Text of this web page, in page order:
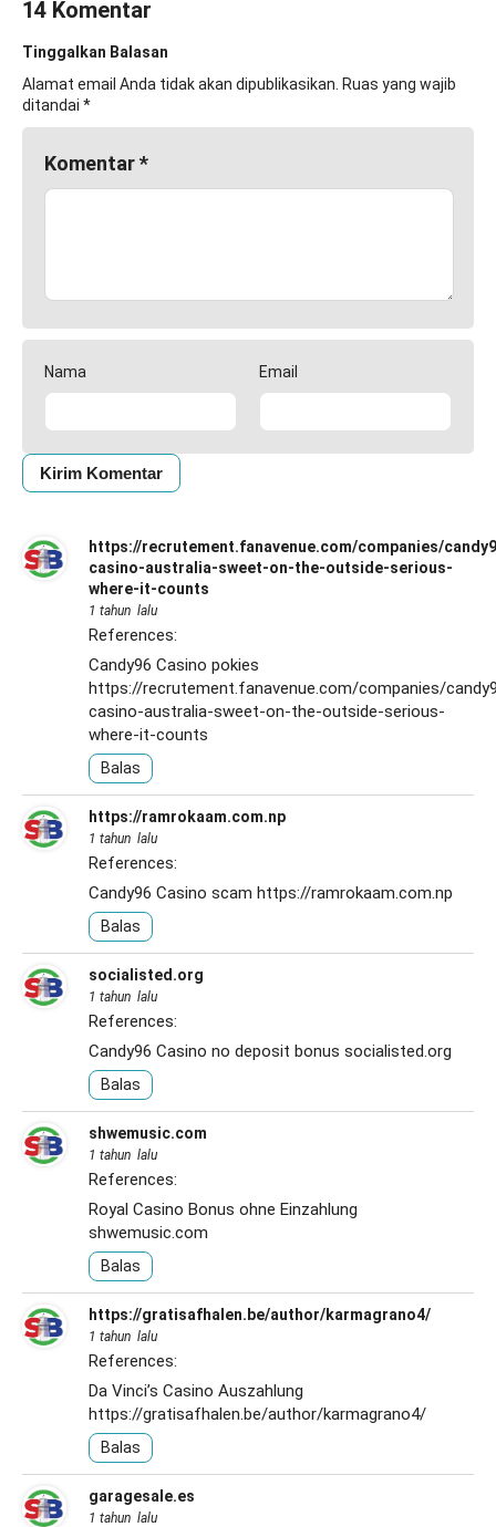
14 Komentar
Tinggalkan Balasan
Alamat email Anda tidak akan dipublikasikan. Ruas yang wajib
ditandai *
Komentar*
Nama Email
https://recrutement.fanavenue.com/companies/
casino-australia-sweet-on-the-outside-serious-
where-it-counts
1 tahun lalu
References:
Candy96 Casino pokies
https://recrutement.fanavenue.com/companies/
casino-australia-sweet-on-the-outside-serious-
where-it-counts
Balas
https://ramrokaam.com.np
1 tahun lalu
References:
Candy96 Casino scam https://ramrokaam.com.np
Balas
socialisted.org
1 tahun lalu
References:
Candy96 Casino no deposit bonus socialisted.org
Balas
shwemusic.com
1 tahun lalu
References:
Royal Casino Bonus ohne Einzahlung
shwemusic.com
Balas
https://gratisafhalen.be/author/karmagrano4/
1 tahun lalu
References:
Da Vinci’s Casino Auszahlung
https://gratisafhalen.be/author/karmagrano4/
Balas
garagesale.es
1 tahun lalu